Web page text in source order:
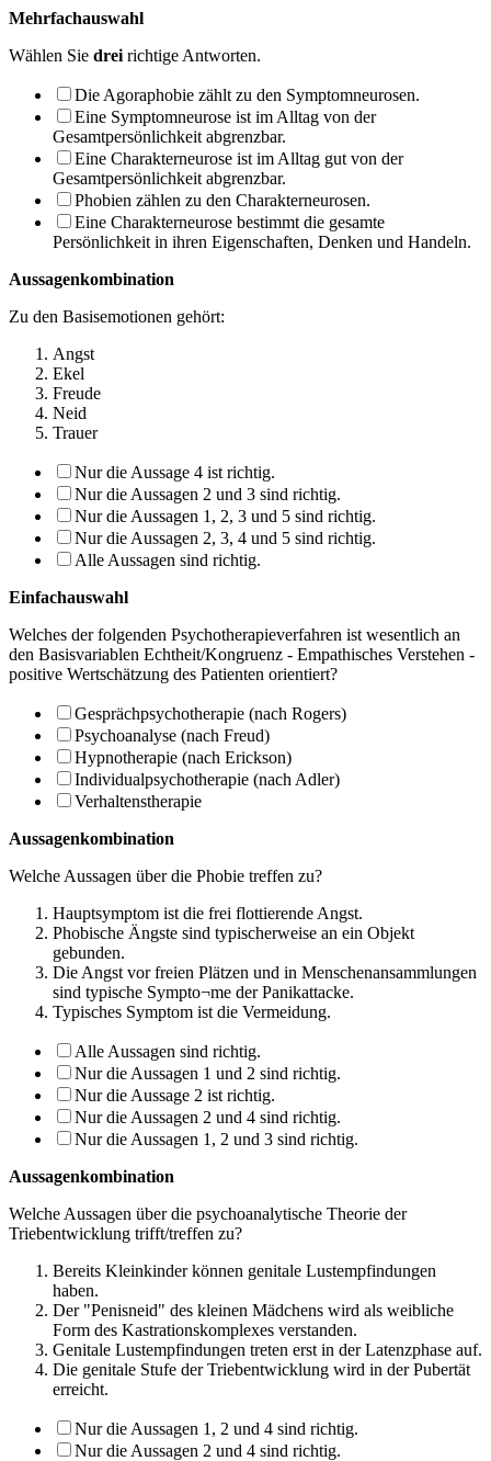
Mehrfachauswahl
Wählen Sie drei richtige Antworten.
Die Agoraphobie zählt zu den Symptomneurosen.
Eine Symptomneurose ist im Alltag von der
Gesamtpersönlichkeit abgrenzbar.
Eine Charakterneurose ist im Alltag gut von der
Gesamtpersönlichkeit abgrenzbar.
Phobien zählen zu den Charakterneurosen.
Eine Charakterneurose bestimmt die gesamte
Persönlichkeit in ihren Eigenschaften, Den­ken und Handeln.
Aussagenkombination
Zu den Basisemotionen gehört:
Angst
Ekel
Freude
Neid
Trauer
Nur die Aussage 4 ist richtig.
Nur die Aussagen 2 und 3 sind richtig.
Nur die Aussagen 1, 2, 3 und 5 sind richtig.
Nur die Aussagen 2, 3, 4 und 5 sind richtig.
Alle Aussagen sind richtig.
Einfachauswahl
Welches der folgenden Psychotherapieverfahren ist wesentlich an
den Basisvariablen Echtheit/Kongruenz - Empathisches Verstehen -
positive Wertschätzung des Patienten orientiert?
Gesprächpsychotherapie (nach Rogers)
Psychoanalyse (nach Freud)
Hypnotherapie (nach Erickson)
Individualpsychotherapie (nach Adler)
Verhaltenstherapie
Aussagenkombination
Welche Aussagen über die Phobie treffen zu?
Hauptsymptom ist die frei flottierende Angst.
Phobische Ängste sind typischerweise an ein Objekt
gebunden.
Die Angst vor freien Plätzen und in Menschenansammlungen
sind typische Sympto¬me der Panikattacke.
Typisches Symptom ist die Vermeidung.
Alle Aussagen sind richtig.
Nur die Aussagen 1 und 2 sind richtig.
Nur die Aussage 2 ist richtig.
Nur die Aussagen 2 und 4 sind richtig.
Nur die Aussagen 1, 2 und 3 sind richtig.
Aussagenkombination
Welche Aussagen über die psychoanalytische Theorie der
Triebentwicklung trifft/treffen zu?
Bereits Kleinkinder können genitale Lustempfindungen
haben.
Der "Penisneid" des kleinen Mädchens wird als weibliche
Form des Kastrationskomplexes verstanden.
Genitale Lustempfindungen treten erst in der Latenzphase auf.
Die genitale Stufe der Triebentwicklung wird in der Pubertät
erreicht.
Nur die Aussagen 1, 2 und 4 sind richtig.
Nur die Aussagen 2 und 4 sind richtig.